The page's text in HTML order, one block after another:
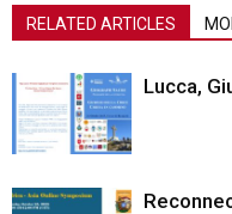
RELATED ARTICLES
Lucca,